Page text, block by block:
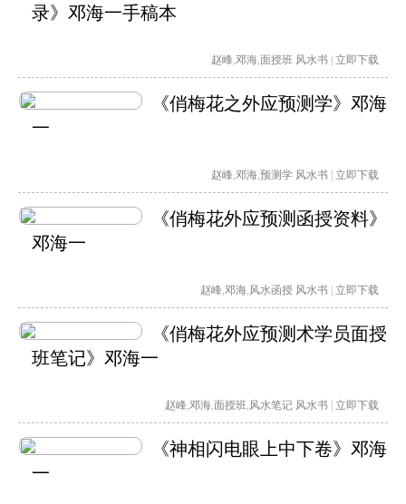
录》邓海一手稿本
赵峰,邓海,面授班 风水书 立即下载
《俏梅花之外应预测学》邓海
一
赵峰,邓海,预测学 风水书 立即下载
《俏梅花外应预测函授资料》
邓海一
赵峰,邓海,风水函授 风水书 立即下载
《俏梅花外应预测术学员面授
班笔记》邓海一
赵峰,邓海,面授班,风水笔记 风水书 立即下载
《神相闪电眼上中下卷》邓海
一